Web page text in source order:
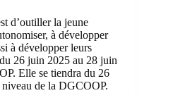
d’outiller la jeune
à développer
à développer leurs
26 juin 2025 au 28 juin
. Elle se tiendra du 26
de la DGCOOP.